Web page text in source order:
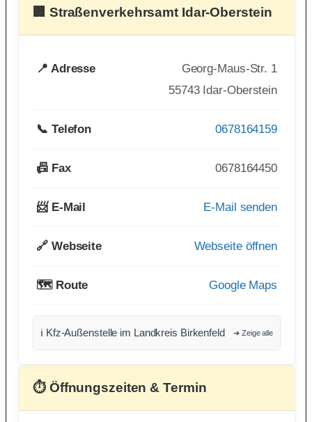
🏢 Straßenverkehrsamt Idar-Oberstein
📍 Adresse
Georg-Maus-Str. 1
55743 Idar-Oberstein
📞 Telefon 0678164159
📠 Fax 0678164450
📨 E-Mail E-Mail senden
🔗 Webseite Webseite öffnen
🗺️ Route Google Maps
ℹ️ Kfz-Außenstelle im Landkreis Birkenfeld ➔ Zeige alle
⏱ Öffnungszeiten & Termin